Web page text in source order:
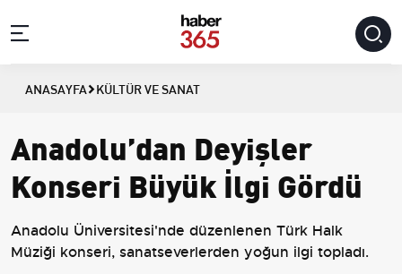
ANASAYFA KÜLTÜR VE SANAT
Anadolu’dan Deyişler
Konseri Büyük İlgi Gördü
Anadolu Üniversitesi'nde düzenlenen Türk Halk
Müziği konseri, sanatseverlerden yoğun ilgi topladı.